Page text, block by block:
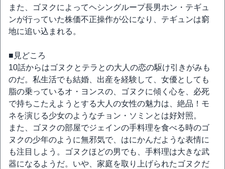
また、ゴヌクによってヘシングループ長男ホン・テギュ
ンが行っていた株価不正操作が公になり、テギュンは窮
地に追い込まれる。
■見どころ
10話からはゴヌクとテラとの大人の恋の駆け引きがみも
のだ。私生活でも結婚、出産を経験して、女優としても
脂の乗っているオ・ヨンスの、ゴヌクに傾く心を、必死
で持ちこたえようとする大人の女性の魅力は、絶品！モ
ネを演じる少女のようなチョン・ソミンとは好対照。
また、ゴヌクの部屋でジェインの手料理を食べる時のゴ
ヌクの少年のように無邪気で、はにかんだような表情に
も注目しよう。ゴヌクほどの男でも、手料理は大きな武
器になるようだ。いや、家庭を取り上げられたゴヌクだ